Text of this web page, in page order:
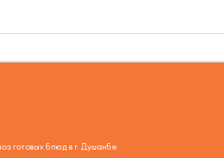
готовых блюд в г. Душанбе